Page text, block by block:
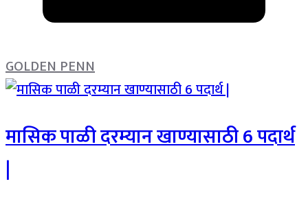
GOLDEN PENN
मासिक पाळी दरम्यान खाण्यासाठी 6 पदार्थ
|